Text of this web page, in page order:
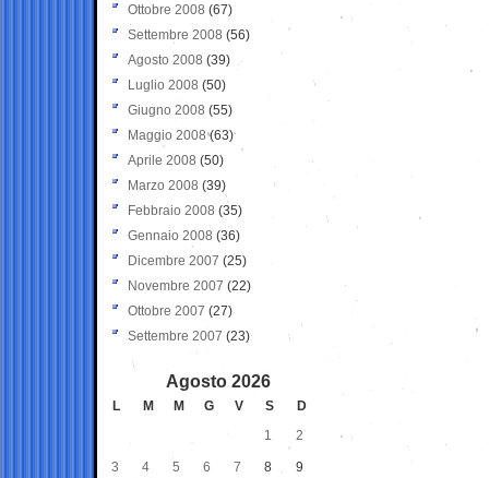
Ottobre 2008 (67)
Settembre 2008 (56)
Agosto 2008 (39)
Luglio 2008 (50)
Giugno 2008 (55)
Maggio 2008(63)
Aprile 2008 (50)
Marzo 2008 (39)
Febbraio 2008 (35)
Gennaio 2008 (36)
Dicembre 2007 (25)
Novembre 2007 (22)
Ottobre 2007 (27)
Settembre 2007 (23)
Agosto 2026
L M M G V S
D
1
2
3 4 5 6 7 8 9